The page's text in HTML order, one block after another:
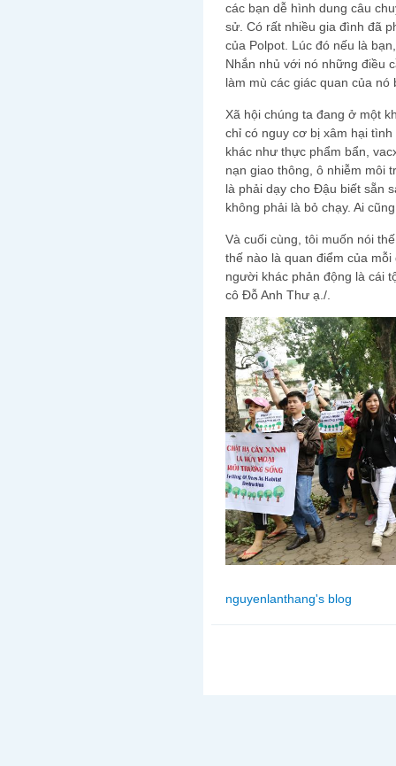
các bạn dễ hình dung câu
sử. Có rất nhiều gia đình đã
của Polpot. Lúc đó nếu là
Nhắn nhủ với nó những điều
làm mù các giác quan của
Xã hội chúng ta đang ở một
chỉ có nguy cơ bị xâm hại
khác như thực phẩm bẩn,
nạn giao thông, ô nhiễm môi
là phải dạy cho Đậu biết sẵn
không phải là bỏ chạy. Ai
Và cuối cùng, tôi muốn nói
thế nào là quan điểm của
người khác phản động là cái
cô Đỗ Anh Thư ạ./.
nguyenlanthang's blog